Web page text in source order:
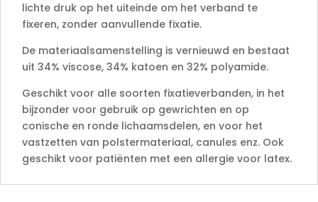
lichte druk op het uiteinde om het verband te
fixeren, zonder aanvullende fixatie.
De materiaalsamenstelling is vernieuwd en bestaat
uit 34% viscose, 34% katoen en 32% polyamide.
Geschikt voor alle soorten fixatieverbanden, in het
bijzonder voor gebruik op gewrichten en op
conische en ronde lichaamsdelen, en voor het
vastzetten van polstermateriaal, canules enz. Ook
geschikt voor patiënten met een allergie voor latex.